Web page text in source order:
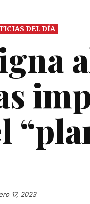
DEL DÍA
17, 2023